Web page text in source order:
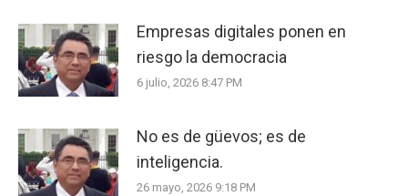
Empresas digitales ponen en
riesgo la democracia
6 julio, 2026 8:47 PM
No es de güevos; es de
inteligencia.
26 mayo, 2026 9:18 PM